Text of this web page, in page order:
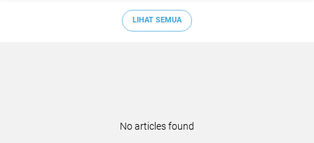
LIHAT SEMUA
No articles found